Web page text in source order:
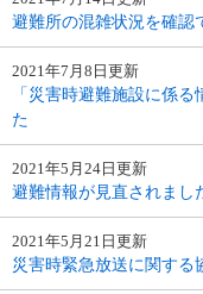
避難所の混雑状況を確認
2021年7月8日更新
「災害時避難施設に係
た
2021年5月24日更新
避難情報が見直されまし
2021年5月21日更新
災害時緊急放送に関する